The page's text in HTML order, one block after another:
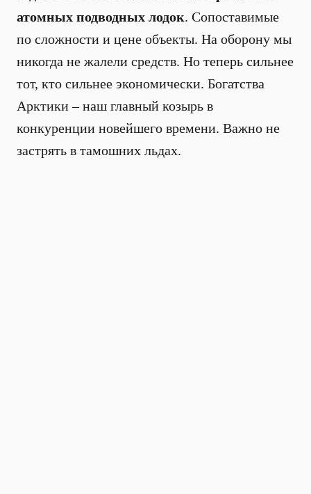
атомных подводных лодок. Сопоставимые
по сложности и цене объекты. На оборону мы
никогда не жалели средств. Но теперь сильнее
тот, кто сильнее экономически. Богатства
Арктики – наш главный козырь в
конкуренции новейшего времени. Важно не
застрять в тамошних льдах.